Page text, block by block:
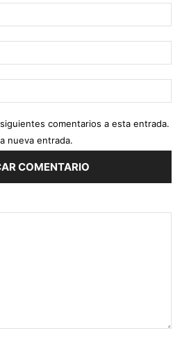
comentarios a esta entrada.
nueva entrada.